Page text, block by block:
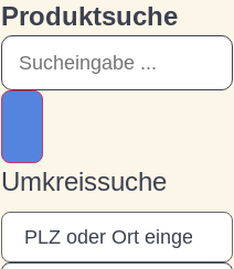
Produktsuche
Umkreissuche